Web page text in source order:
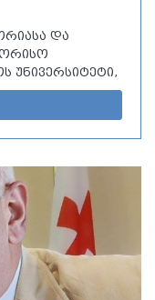
და
უნივერსიტეტი,
ანგარიში